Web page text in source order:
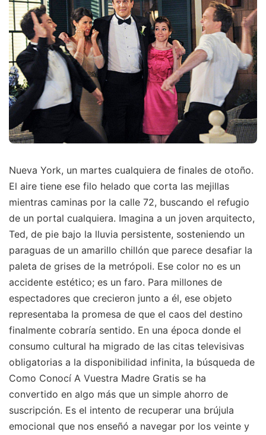
Nueva York, un martes cualquiera de finales de otoño.
El aire tiene ese filo helado que corta las mejillas
mientras caminas por la calle 72, buscando el refugio
de un portal cualquiera. Imagina a un joven arquitecto,
Ted, de pie bajo la lluvia persistente, sosteniendo un
paraguas de un amarillo chillón que parece desafiar la
paleta de grises de la metrópoli. Ese color no es un
accidente estético; es un faro. Para millones de
espectadores que crecieron junto a él, ese objeto
representaba la promesa de que el caos del destino
finalmente cobraría sentido. En una época donde el
consumo cultural ha migrado de las citas televisivas
obligatorias a la disponibilidad infinita, la búsqueda de
Como Conocí A Vuestra Madre Gratis se ha
convertido en algo más que un simple ahorro de
suscripción. Es el intento de recuperar una brújula
emocional que nos enseñó a navegar por los veinte y